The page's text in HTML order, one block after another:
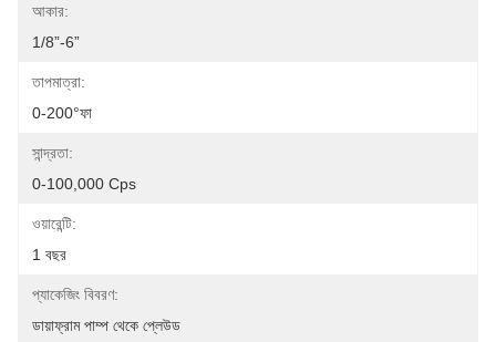
আকার:
1/8”-6”
তাপমাত্রা:
0-200°ফা
সান্দ্রতা:
0-100,000 Cps
ওয়ারেন্টি:
1 বছর
প্যাকেজিং বিবরণ:
ডায়াফ্রাম পাম্প থেকে প্লেউড